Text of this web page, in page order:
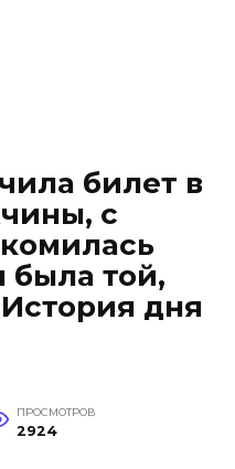
билет в
с
была той,
дня
ПРОСМОТРОВ
2924